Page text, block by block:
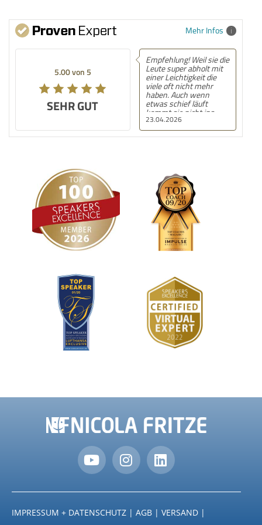
Mehr Infos
5.00 von 5
SEHR GUT
23.04.2026
Empfehlung! Weil sie die
Leute super abholt mit
einer Leichtigkeit die
viele oft nicht mehr
haben. Auch wenn
etwas schief läuft
kommt sie nicht ins
stottern oder verliert
den Faden, sie nimmt es
mit in ihre Vorstellung
IMPRESSUM + DATENSCHUTZ | AGB | VERSAND |